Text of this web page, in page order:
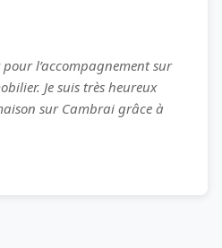
l’accompagnement sur
Je suis très heureux
sur Cambrai grâce à